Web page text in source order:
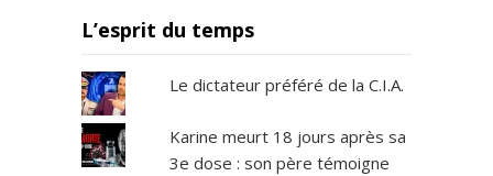
L’esprit du temps
Le dictateur préféré de la C.I.A.
Karine meurt 18 jours après sa
3e dose : son père témoigne